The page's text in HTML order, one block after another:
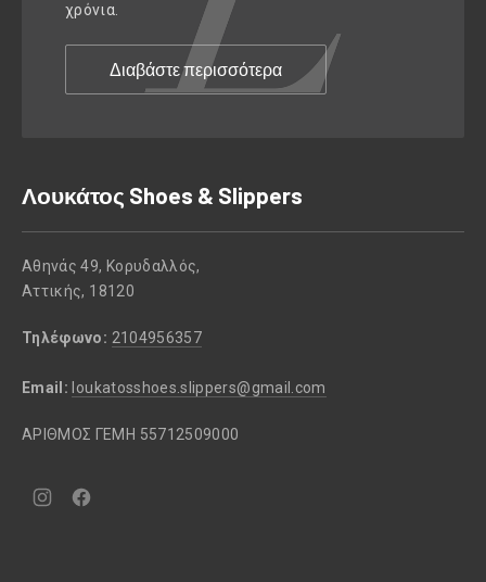
χρόνια.
Διαβάστε περισσότερα
Λουκάτος Shoes & Slippers
Αθηνάς 49, Κορυδαλλός,
Αττικής, 18120
Τηλέφωνο: 2104956357
Email: loukatosshoes.slippers@gmail.com
ΑΡΙΘΜΟΣ ΓΕΜΗ 55712509000
Νέο
Νέο